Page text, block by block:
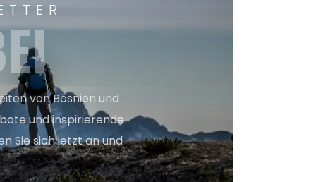
von Bosnien und
und inspirierende
Sie sich jetzt an und